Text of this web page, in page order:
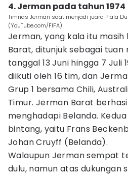
4. Jerman pada tahun 1974
Timnas Jerman saat menjadi juara Piala
(YouTube.com/FIFA)
Jerman, yang kala itu
Barat, ditunjuk sebagai tuan
tanggal 13 Juni hingga 7 Juli
diikuti oleh 16 tim, dan
Grup 1 bersama Chili,
Timur. Jerman Barat
menghadapi Belanda.
bintang, yaitu Frans
Johan Cruyff (Belanda).
Walaupun Jerman sempat
dulu, namun atas dukungan